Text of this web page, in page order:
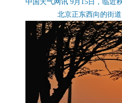
中国天气网讯 9月15日，临近
北京正东西向的街